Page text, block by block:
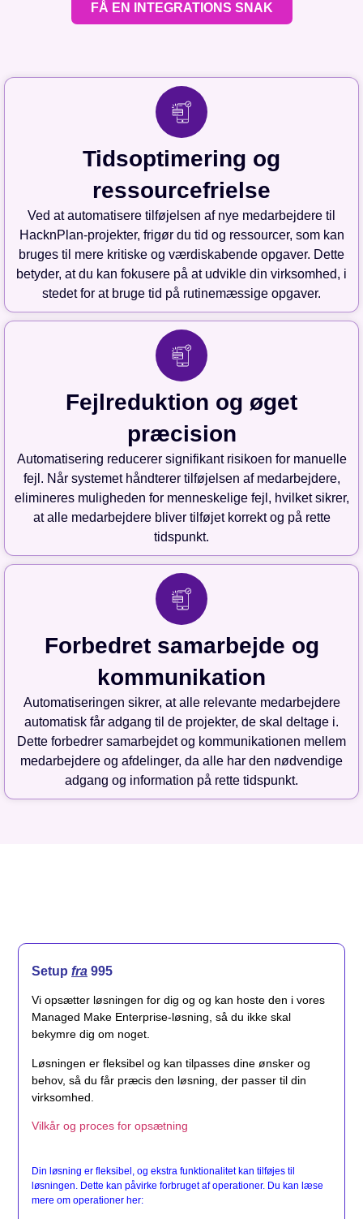
FÅ EN INTEGRATIONS SNAK
Tidsoptimering og
ressourcefrielse
Ved at automatisere tilføjelsen af nye medarbejdere til
HacknPlan-projekter, frigør du tid og ressourcer, som kan
bruges til mere kritiske og værdiskabende opgaver. Dette
betyder, at du kan fokusere på at udvikle din virksomhed, i
stedet for at bruge tid på rutinemæssige opgaver.
Fejlreduktion og øget
præcision
Automatisering reducerer signifikant risikoen for manuelle
fejl. Når systemet håndterer tilføjelsen af medarbejdere,
elimineres muligheden for menneskelige fejl, hvilket sikrer,
at alle medarbejdere bliver tilføjet korrekt og på rette
tidspunkt.
Forbedret samarbejde og
kommunikation
Automatiseringen sikrer, at alle relevante medarbejdere
automatisk får adgang til de projekter, de skal deltage i.
Dette forbedrer samarbejdet og kommunikationen mellem
medarbejdere og afdelinger, da alle har den nødvendige
adgang og information på rette tidspunkt.
Setup fra 995
Vi opsætter løsningen for dig og og kan hoste den i vores
Managed Make Enterprise-løsning, så du ikke skal
bekymre dig om noget.
Løsningen er fleksibel og kan tilpasses dine ønsker og
behov, så du får præcis den løsning, der passer til din
virksomhed.
Vilkår og proces for opsætning
Din løsning er fleksibel, og ekstra funktionalitet kan tilføjes til
løsningen. Dette kan påvirke forbruget af operationer. Du kan læse
mere om operationer her: